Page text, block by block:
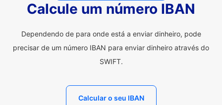
Calcule um número IBAN
Dependendo de para onde está a enviar dinheiro, pode
precisar de um número IBAN para enviar dinheiro através do
SWIFT.
Calcular o seu IBAN